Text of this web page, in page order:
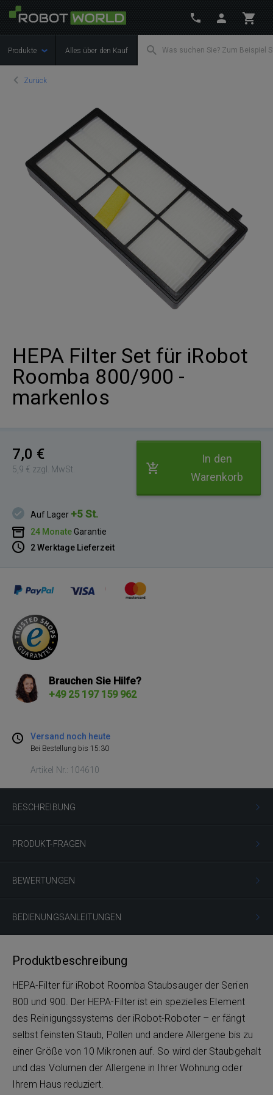
Produkte Alles über den Kauf
Zurück
HEPA Filter Set für iRobot
Roomba 800/900 -
markenlos
7,0 €
5,9 € zzgl. MwSt.
In den
Warenkorb
Auf Lager +5 St.
24 MonateGarantie
2 Werktage Lieferzeit
Brauchen Sie Hilfe?
+49 25 197 159 962
Versand noch heute
Bei Bestellung bis 15:30
Artikel Nr.: 104610
BESCHREIBUNG
PRODUKT-FRAGEN
BEWERTUNGEN
BEDIENUNGSANLEITUNGEN
Produktbeschreibung
HEPA-Filter für iRobot Roomba Staubsauger der Serien
800 und 900. Der HEPA-Filter ist ein spezielles Element
des Reinigungssystems der iRobot-Roboter – er fängt
selbst feinsten Staub, Pollen und andere Allergene bis zu
einer Größe von 10 Mikronen auf. So wird der Staubgehalt
und das Volumen der Allergene in Ihrer Wohnung oder
Ihrem Haus reduziert.